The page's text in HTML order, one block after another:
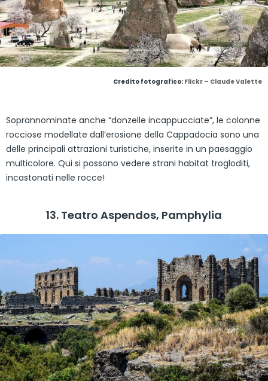
Credito fotografico: Flickr – Claude Valette
Soprannominate anche “donzelle incappucciate”, le colonne
rocciose modellate dall’erosione della Cappadocia sono una
delle principali attrazioni turistiche, inserite in un paesaggio
multicolore. Qui si possono vedere strani habitat trogloditi,
incastonati nelle rocce!
13. Teatro Aspendos, Pamphylia